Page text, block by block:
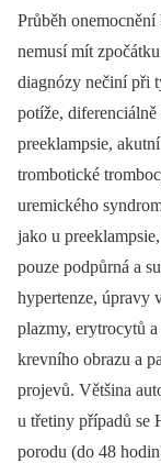
Průběh
nemusí mít
diagnózy nečiní při
potíže,
preeklampsie,
trombotické
uremického
jako u
pouze podpůrná a
hypertenze, úpravy
plazmy, erytrocytů
krevního obrazu a
projevů. Většina
u třetiny případů se
porodu (do 48